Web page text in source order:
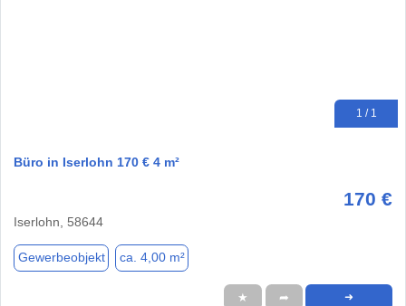
1 / 1
Büro in Iserlohn 170 € 4 m²
170 €
Iserlohn, 58644
Gewerbeobjekt ca. 4,00 m²
★ ➦ ➜